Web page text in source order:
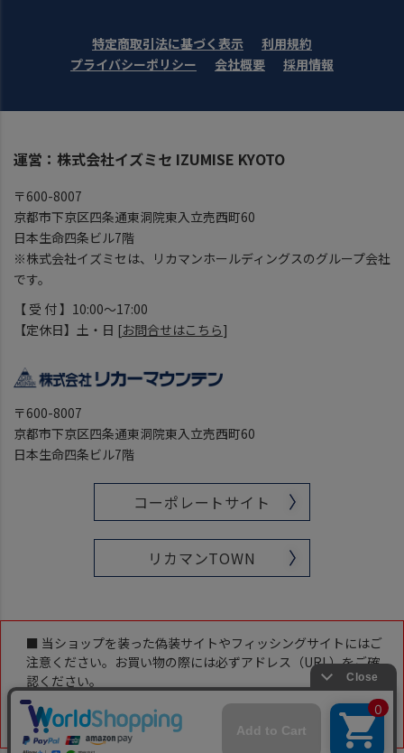
特定商取引法に基づく表示
利用規約
プライバシーポリシー
会社概要 採用情報
運営：株式会社イズミセ IZUMISE KYOTO
〒600-8007
京都市下京区四条通東洞院東入立売西町60
日本生命四条ビル7階
※株式会社イズミセは、リカマンホールディングスのグループ会社
です。
【 受 付 】10:00～17:00
【定休日】土・日 [お問合せはこちら]
〒600-8007
京都市下京区四条通東洞院東入立売西町60
日本生命四条ビル7階
コーポレートサイト
リカマンTOWN
■ 当ショップを装った偽装サイトやフィッシングサイトにはご
注意ください。お買い物の際には必ずアドレス（URL）をご確
認ください。
当ショップのアドレス（URL）は下記です。
「https://www.likaman-online.com/」